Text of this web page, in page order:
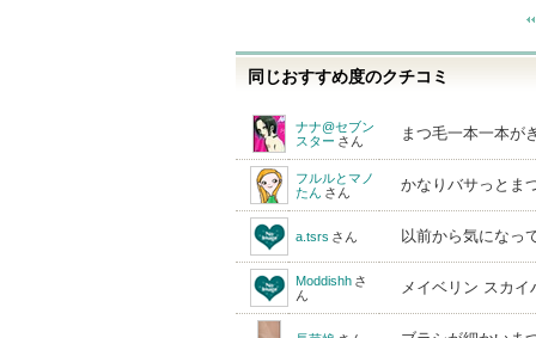
登
れ
て
い
同じおすすめ度のクチコミ
ナナ@セブン
スター さん まつ毛一本一本が
フルルとマノ
たん さん かなりバサっとま
a.tsrs さん 以前から気になっ
Moddishh さ
ん
メイベリン スカ